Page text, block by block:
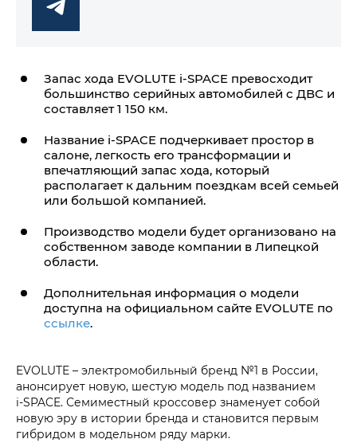
Запас хода EVOLUTE i‑SPACE превосходит
большинство серийных автомобилей с ДВС и
составляет 1 150 км.
Название i‑SPACE подчеркивает простор в
салоне, легкость его трансформации и
впечатляющий запас хода, который
располагает к дальним поездкам всей семьей
или большой компанией.
Производство модели будет организовано на
собственном заводе компании в Липецкой
области.
Дополнительная информация о модели
доступна на официальном сайте EVOLUTE по
ссылке.
EVOLUTE – электромобильный бренд №1 в России,
анонсирует новую, шестую модель под названием
i‑SPACE. Семиместный кроссовер знаменует собой
новую эру в истории бренда и становится первым
гибридом в модельном ряду марки.